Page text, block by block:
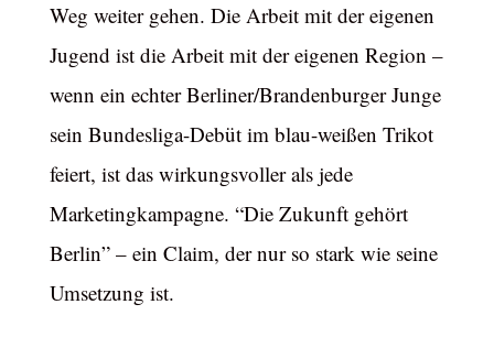
Weg weiter gehen. Die Arbeit mit der eigenen
Jugend ist die Arbeit mit der eigenen Region –
wenn ein echter Berliner/Brandenburger Junge
sein Bundesliga-Debüt im blau-weißen Trikot
feiert, ist das wirkungsvoller als jede
Marketingkampagne. “Die Zukunft gehört
Berlin” – ein Claim, der nur so stark wie seine
Umsetzung ist.